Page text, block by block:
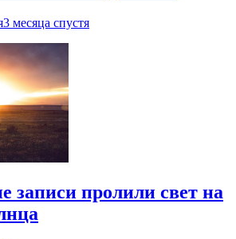
3 месяца спустя
записи пролили свет на